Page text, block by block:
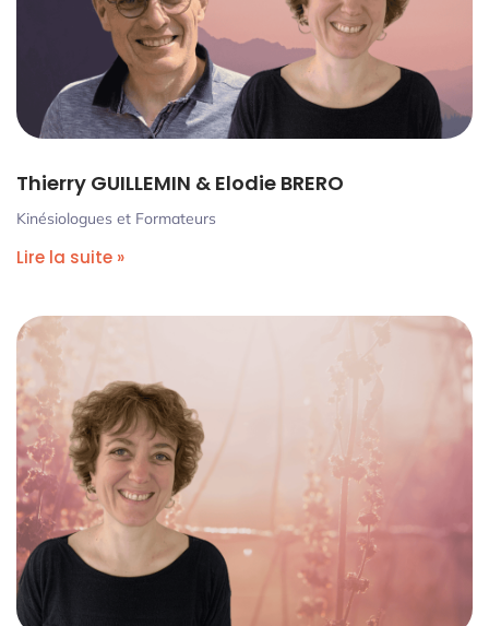
Thierry GUILLEMIN & Elodie BRERO
Kinésiologues et Formateurs
Lire la suite »